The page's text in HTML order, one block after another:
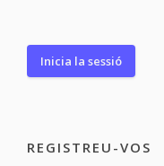
REGISTREU-VOS